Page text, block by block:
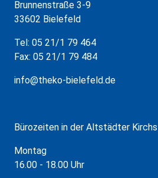
Brunnenstraße 3-9
33602 Bielefeld
Tel: 05 21/1 79 464
Fax: 05 21/1 79 484
info@theko-bielefeld.de
Bürozeiten in der Altstädter
Montag
16.00 - 18.00 Uhr